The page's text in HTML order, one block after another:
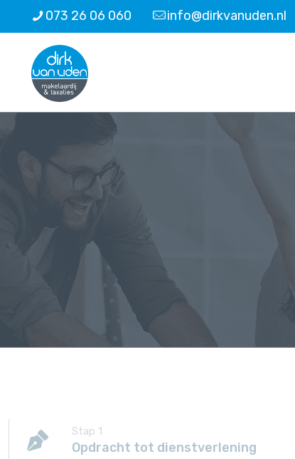
073 26 06 060 info@dirkvanuden.nl
Opdracht tot dienstverlening
Stap 1